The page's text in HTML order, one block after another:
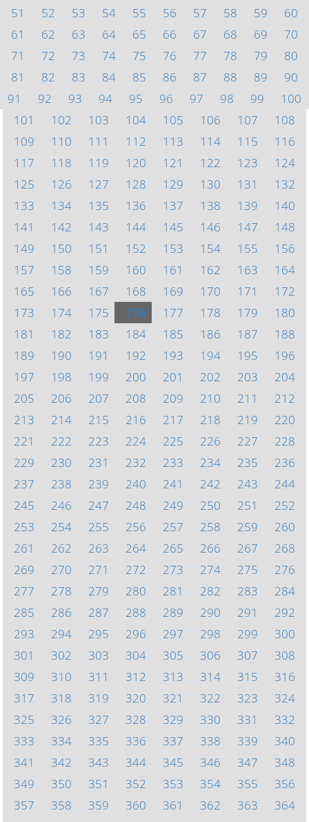
51
52 53 54 55 56 57 58 59
60
61
62 63 64 65 66 67 68 69
70
71
72 73 74 75 76 77 78 79
80
81
82 83 84 85 86 87 88 89
90
91
92 93 94 95 96 97 98 99
100
101
102 103 104 105 106 107
108
109
110 111 112 113 114 115
116
117
118 119 120 121 122 123
124
125
126 127 128 129 130 131
132
133
134 135 136 137 138 139
140
141
142 143 144 145 146 147
148
149
150 151 152 153 154 155
156
157
158 159 160 161 162 163
164
165
166 167 168 169 170 171
172
173
174 175 176 177 178 179
180
181
182 183 184 185 186 187
188
189
190 191 192 193 194 195
196
197
198 199 200 201 202 203
204
205
206 207 208 209 210 211
212
213
214 215 216 217 218 219
220
221
222 223 224 225 226 227
228
229
230 231 232 233 234 235
236
237
238 239 240 241 242 243
244
245
246 247 248 249 250 251
252
253
254 255 256 257 258 259
260
261
262 263 264 265 266 267
268
269
270 271 272 273 274 275
276
277
278 279 280 281 282 283
284
285
286 287 288 289 290 291
292
293
294 295 296 297 298 299
300
301
302 303 304 305 306 307
308
309
310 311 312 313 314 315
316
317
318 319 320 321 322 323
324
325
326 327 328 329 330 331
332
333
334 335 336 337 338 339
340
341
342 343 344 345 346 347
348
349
350 351 352 353 354 355
356
357
358 359 360 361 362 363
364